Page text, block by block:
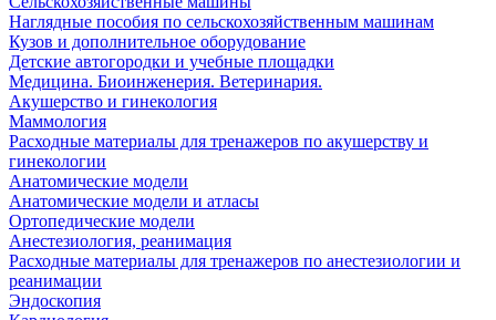
Наглядные пособия по сельскохозяйственным машинам
Кузов и дополнительное оборудование
Детские автогородки и учебные площадки
Медицина. Биоинженерия. Ветеринария.
Акушерство и гинекология
Маммология
Расходные материалы для тренажеров по акушерству и
гинекологии
Анатомические модели
Анатомические модели и атласы
Ортопедические модели
Анестезиология, реанимация
Расходные материалы для тренажеров по анестезиологии и
реанимации
Эндоскопия